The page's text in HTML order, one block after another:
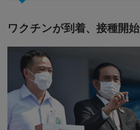
ワクチンが到着、接種開始